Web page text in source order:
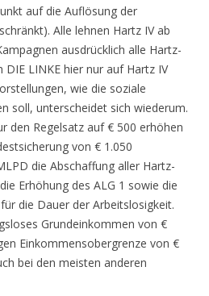
auf die Auflösung der
Alle lehnen Hartz IV ab
ausdrücklich alle Hartz-
LINKE hier nur auf Hartz IV
wie die soziale
soll, unterscheidet sich wiederum.
den Regelsatz auf € 500 erhöhen
von € 1.050
die Abschaffung aller Hartz-
Erhöhung des ALG 1 sowie die
die Dauer der Arbeitslosigkeit.
Grundeinkommen von €
Einkommensobergrenze von €
bei den meisten anderen